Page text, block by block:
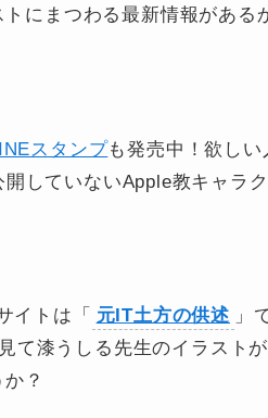
トにまつわる最新情報がある
スタンプも発売中！欲し
開していないApple教キャラ
イトは「 元IT土方の供述 」
て漆うしる先生のイラスト
？